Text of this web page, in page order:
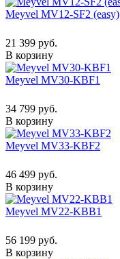
Meyvel MV12-SF2 (easy)
21 399 руб.
В корзину
Meyvel MV30-KBF1
34 799 руб.
В корзину
Meyvel MV33-KBF2
46 499 руб.
В корзину
Meyvel MV22-KBB1
56 199 руб.
В корзину